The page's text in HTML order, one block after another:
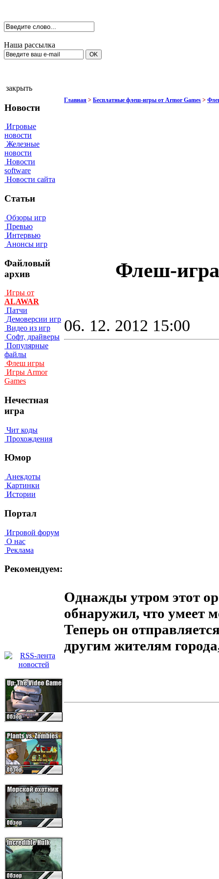
Наша рассылка
закрыть
Новости
Игровые
новости
Железные
новости
Новости
software
Новости сайта
Статьи
Обзоры игр
Превью
Интервью
Анонсы игр
Файловый
архив
Игры от
ALAWAR
Патчи
Демоверсии игр
Видео из игр
Софт, драйверы
Популярные
файлы
Флеш игры
Игры Armor
Games
Нечестная
игра
Чит коды
Прохождения
Юмор
Анекдоты
Картинки
Истории
Портал
Игровой форум
О нас
Реклама
Рекомендуем:
Главная > Бесплатные флеш-игры от Armor Games >
Флеш-
06. 12. 2012 15:00
Однажды утром этот
обнаружил, что умеет
Теперь он
другим жителям